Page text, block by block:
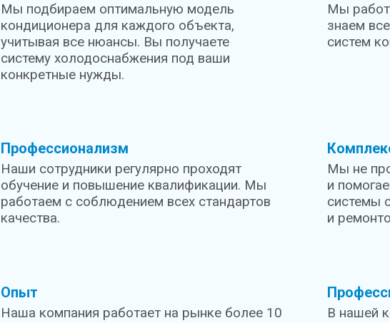
Мы подбираем оптимальную модель
кондиционера для каждого объекта,
учитывая все нюансы. Вы получаете
систему холодоснабжения под ваши
конкретные нужды.
Мы
знаем
систем
Профессионализм
Наши сотрудники регулярно проходят
обучение и повышение квалификации. Мы
работаем с соблюдением всех стандартов
качества.
Мы не
и
системы
и
Опыт
Наша компания работает на рынке более 10
В нашей